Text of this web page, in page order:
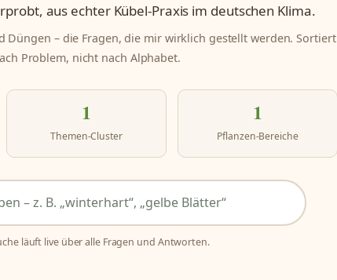
aus echter Kübel-Praxis im deutschen Klima.
Düngen – die Fragen, die mir wirklich gestellt werden. Sortiert
Problem, nicht nach Alphabet.
1
Themen-Cluster
1
Pflanzen-Bereiche
läuft live über alle Fragen und Antworten.